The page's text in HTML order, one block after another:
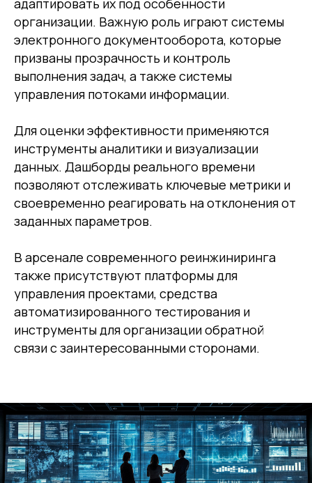
адаптировать их под особенности
организации. Важную роль играют системы
электронного документооборота, которые
призваны прозрачность и контроль
выполнения задач, а также системы
управления потоками информации.
Для оценки эффективности применяются
инструменты аналитики и визуализации
данных. Дашборды реального времени
позволяют отслеживать ключевые метрики и
своевременно реагировать на отклонения от
заданных параметров.
В арсенале современного реинжиниринга
также присутствуют платформы для
управления проектами, средства
автоматизированного тестирования и
инструменты для организации обратной
связи с заинтересованными сторонами.